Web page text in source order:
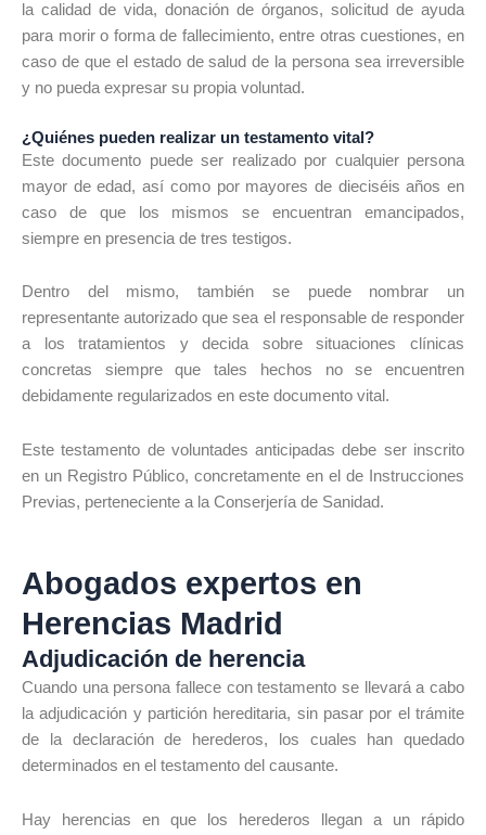
la calidad de vida, donación de órganos, solicitud de ayuda
para morir o forma de fallecimiento, entre otras cuestiones, en
caso de que el estado de salud de la persona sea irreversible
y no pueda expresar su propia voluntad.
¿Quiénes pueden realizar un testamento vital?
Este documento puede ser realizado por cualquier persona
mayor de edad, así como por mayores de dieciséis años en
caso de que los mismos se encuentran emancipados,
siempre en presencia de tres testigos.
Dentro del mismo, también se puede nombrar un
representante autorizado que sea el responsable de responder
a los tratamientos y decida sobre situaciones clínicas
concretas siempre que tales hechos no se encuentren
debidamente regularizados en este documento vital.
Este testamento de voluntades anticipadas debe ser inscrito
en un Registro Público, concretamente en el de Instrucciones
Previas, perteneciente a la Conserjería de Sanidad.
Abogados expertos en
Herencias Madrid
Adjudicación de herencia
Cuando una persona fallece con testamento se llevará a cabo
la adjudicación y partición hereditaria, sin pasar por el trámite
de la declaración de herederos, los cuales han quedado
determinados en el testamento del causante.
Hay herencias en que los herederos llegan a un rápido